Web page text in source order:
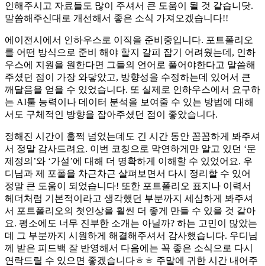
인해주시고 자료들도 많이 주셔서 큰 도움이 될 것 같습니닷.
말씀해주신대로 개선해서 좋은 소식 가져오겠습니다!!
에이전시에서 인하우스로 이직을 준비중입니다. 포트폴리오
를 어떤 방식으로 준비 해야 할지 갈피 잡기 어려웠는데, 인하
우스에 지원을 원한다면 그들의 언어로 풀어야한다고 말씀해
주셨던 점이 가장 와닿았고, 방향성을 수정하는데 있어서 큰
깨달음을 얻을 수 있었습니다. 또 실제로 인하우스에서 요구하
는 AI툴 능력이나 데이터 분석을 보여줄 수 있는 방법에 대해
서도 구체적인 방향을 잡아주셨던 점이 좋았습니다.
정해진 시간이 훌쩍 넘었는데도 긴 시간 동안 꼼꼼하게 봐주셔
서 정말 감사드려요. 이번 코칭으로 막연하게만 알고 있던 ‘문
제정의’와 ‘가설’에 대해 더 명확하게 이해할 수 있었어요. 우
디님과 제 포폴을 차근차근 살펴보면서 다시 정리할 수 있어
정말 큰 도움이 되었습니다! 또한 포트폴리오 표지나 이력서
헤더처럼 기본적이라고 생각했던 부분까지 세심하게 봐주셔
서 포트폴리오의 첫인상을 훨씬 더 좋게 만들 수 있을 것 같아
요. 평소에도 너무 진부한 소개는 아닐까? 하는 고민이 많았는
데 그 부분까지 시원하게 해결해주셔서 감사했습니다. 우디님
께 받은 피드백 잘 반영해서 다음에는 꼭 좋은 소식으로 다시
연락드릴 수 있으면 좋겠습니다ㅎㅎ 주말에 귀한 시간 내어주